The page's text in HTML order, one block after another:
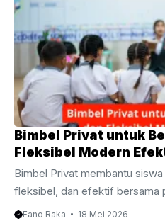
kualitas belajar secara lebih
akademik yang semakin
membutuhkan pendampingan
memahami materi sekolah.
pendidikan modern membuat
berubah. Banyak siswa tidak ...
Bimbel Privat untuk
Fleksibel Modern
Bimbel Privat membantu
fleksibel, dan efektif bersama
Bali. Bimbel Privat untuk
Fano Raka 18 Mei 2026